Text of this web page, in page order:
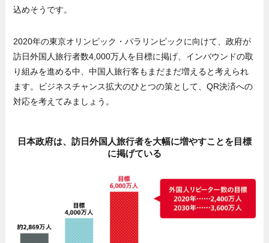
込めそうです。
2020年の東京オリンピック・パラリンピックに向けて、政府が
訪日外国人旅行者数4,000万人を目標に掲げ、インバウンドの取
り組みを進める中、中国人旅行客もまだまだ増えると考えられ
ます。ビジネスチャンス拡大のひとつの策として、QR決済への
対応を考えてみましょう。
日本政府は、訪日外国人旅行者を大幅に増やすことを目標
に掲げている